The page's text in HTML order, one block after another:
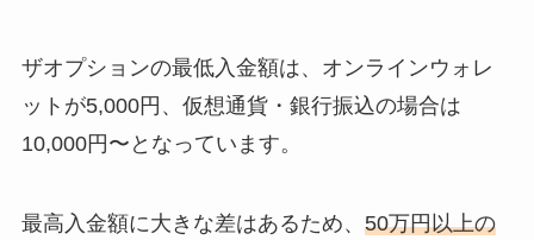
ザオプションの最低入金額は、オンラインウォレ
ットが5,000円、仮想通貨・銀行振込の場合は
10,000円〜となっています。
最高入金額に大きな差はあるため、 50万円以上の